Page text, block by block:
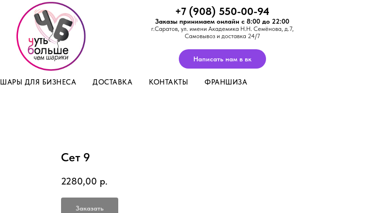
+7 (908) 550-00-94
Заказы принимаем онлайн с 8:00 до 22:00
г.Саратов, ул. имени Академика Н.Н. Семёнова, д.7,
Самовывоз и доставка 24/7
Написать нам в вк
ШАРЫ ДЛЯ БИЗНЕСА ДОСТАВКА КОНТАКТЫ ФРАНШИЗА
Сет 9
2280,00 р.
Заказать